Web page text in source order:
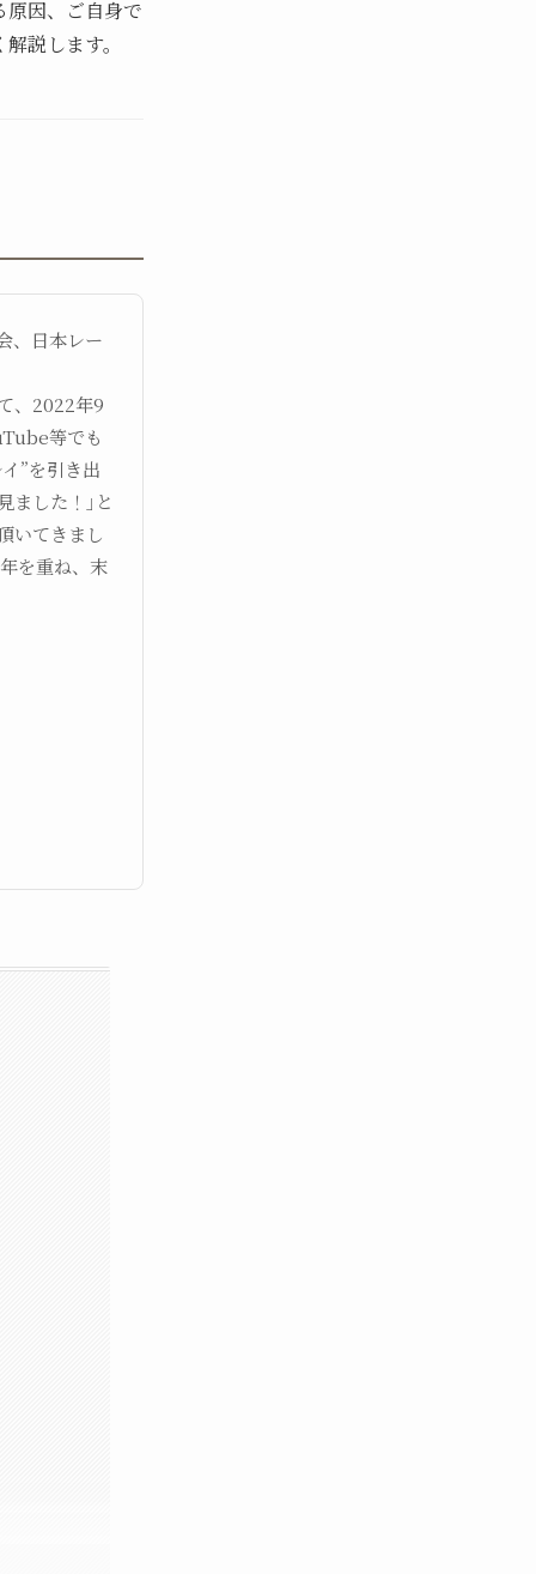
原因、ご自身で
説します。
、日本レー
、2022年9
等でも
”を引き出
ました！｣と
いてきまし
を重ね、末